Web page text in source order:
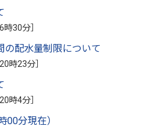
時30分
の配水量制限について
時23分
時4分
00分現在）
方については、障がいの種別や
うに、サポートの方法やコツなど
できるサポーターとなれるよう、
動画（ステップアップ編）